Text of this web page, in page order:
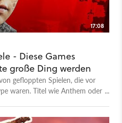
17:08
- Diese Games
große Ding werden
gefloppten Spielen, die vor
waren. Titel wie Anthem oder